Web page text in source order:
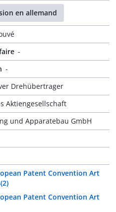
en allemand
-
-
Drehübertrager
Aktiengesellschaft
und Apparatebau GmbH
Patent Convention Art
Patent Convention Art